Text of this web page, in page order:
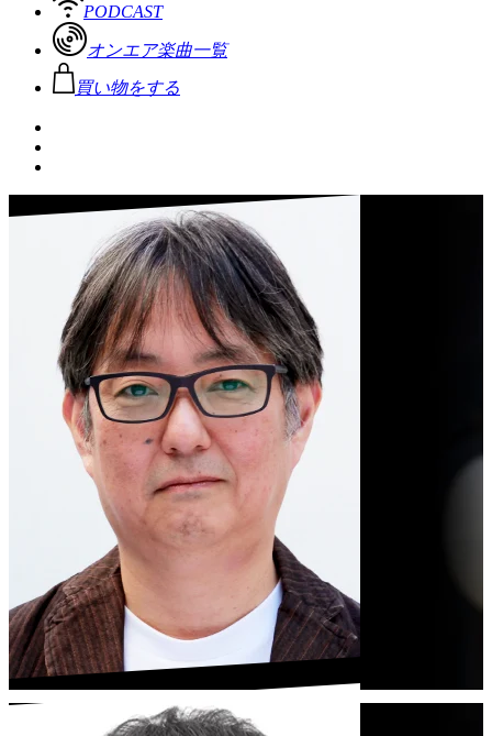
PODCAST
オンエア楽曲一覧
買い物をする